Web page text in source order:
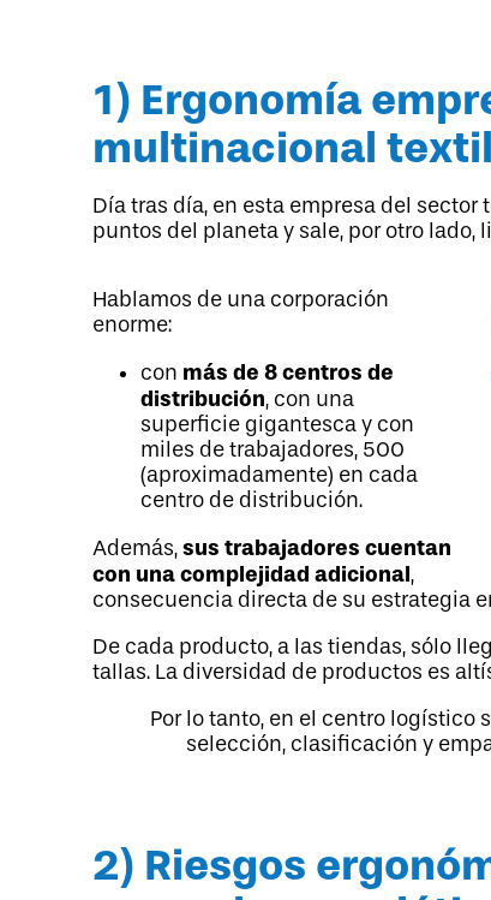
1) Ergonomía
multinacional textil
Día tras día, en esta empresa del
puntos del planeta y sale, por otro
Hablamos de una corporación
enorme:
con más de 8 centros de
distribución, con una
superficie gigantesca y con
miles de trabajadores, 500
(aproximadamente) en cada
centro de distribución.
Además,sus trabajadores cuentan
con una complejidad adicional,
consecuencia directa de su estrategia
De cada producto, a las tiendas, sólo
tallas. La diversidad de productos es
Por lo tanto, en el centro logístico
selección, clasificación y
2) Riesgos